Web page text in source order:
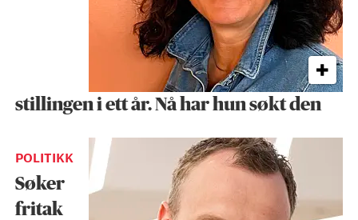
stillingen i ett år. Nå har hun søkt den
POLITIKK
Søker
fritak